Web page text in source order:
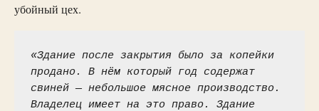
убойный цех.
«Здание после закрытия было за копейки
продано. В нём который год содержат
свиней — небольшое мясное производство.
Владелец имеет на это право. Здание